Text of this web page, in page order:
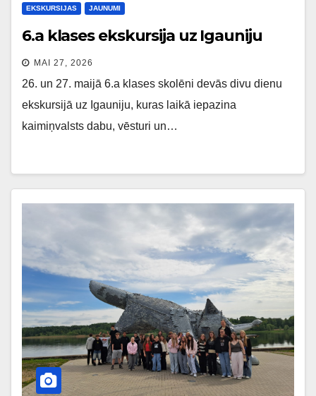
EKSKURSIJAS JAUNUMI
6.a klases ekskursija uz Igauniju
MAI 27, 2026
26. un 27. maijā 6.a klases skolēni devās divu dienu
ekskursijā uz Igauniju, kuras laikā iepazina
kaimiņvalsts dabu, vēsturi un…